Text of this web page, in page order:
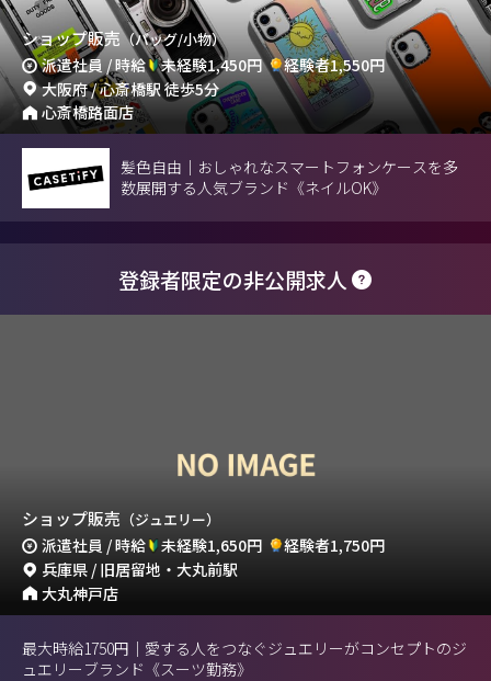
ショップ販売（バッグ/小物）
派遣社員 / 時給 未経験1,450円
経験者1,550円
大阪府 / 心斎橋駅 徒歩5分
心斎橋路面店
髪色自由｜おしゃれなスマートフォンケースを多
数展開する人気ブランド《ネイルOK》
登録者限定の非公開求人
ショップ販売 （ジュエリー）
派遣社員 / 時給 未経験1,650円
経験者1,750円
兵庫県 / 旧居留地・大丸前駅
大丸神戸店
最大時給1750円｜愛する人をつなぐジュエリーがコンセプトのジ
ュエリーブランド《スーツ勤務》